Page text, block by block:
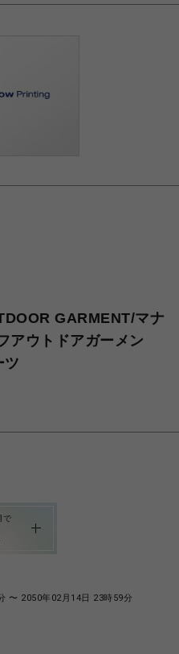
GARMENT/マナ
アウトドアガーメン
で
〜 2050年02月14日 23時59分